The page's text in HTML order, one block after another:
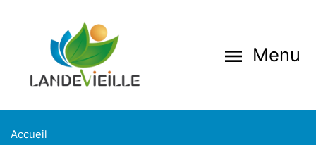
menu Menu
Accueil